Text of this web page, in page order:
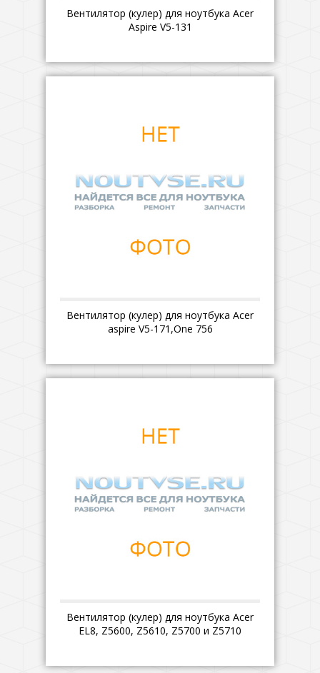
Вентилятор (кулер) для ноутбука Acer
Aspire V5-131
Вентилятор (кулер) для ноутбука Acer
aspire V5-171,One 756
Вентилятор (кулер) для ноутбука Acer
EL8, Z5600, Z5610, Z5700 и Z5710